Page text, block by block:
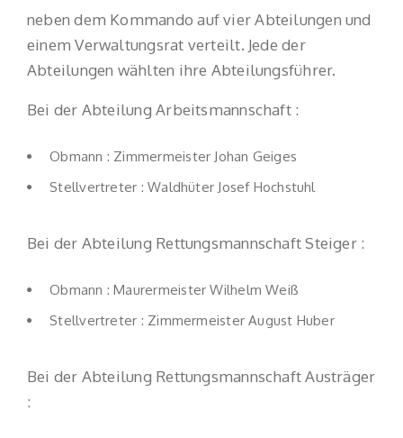
neben dem Kommando auf vier Abteilungen und
einem Verwaltungsrat verteilt. Jede der
Abteilungen wählten ihre Abteilungsführer.
Bei der Abteilung Arbeitsmannschaft :
Obmann : Zimmermeister Johan Geiges
Stellvertreter : Waldhüter Josef Hochstuhl
Bei der Abteilung Rettungsmannschaft Steiger :
Obmann : Maurermeister Wilhelm Weiß
Stellvertreter : Zimmermeister August Huber
Bei der Abteilung Rettungsmannschaft Austräger
: